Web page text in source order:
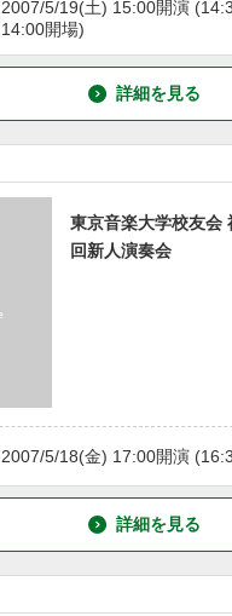
2007/5/19(土) 15:00開演 (
14:00開場)
詳細を見る
東京音楽大学校友会
回新人演奏会
2007/5/18(金) 17:00開演 (
詳細を見る